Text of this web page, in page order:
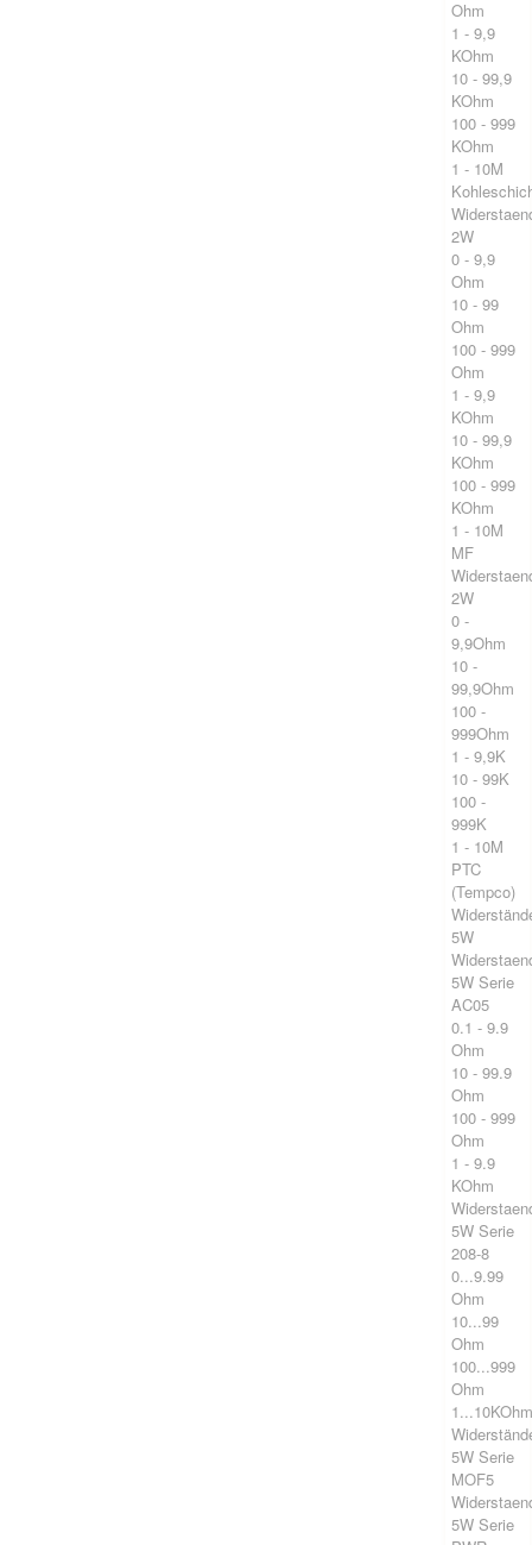
Ohm
1 - 9,9
KOhm
10 - 99,9
KOhm
100 - 999
KOhm
1 - 10M
2W
0 - 9,9
Ohm
10 - 99
Ohm
100 - 999
Ohm
1 - 9,9
KOhm
10 - 99,9
KOhm
100 - 999
KOhm
1 - 10M
MF
2W
0 -
9,9Ohm
10 -
99,9Ohm
100 -
999Ohm
1 - 9,9K
10 - 99K
100 -
999K
1 - 10M
PTC
(Tempco)
5W
5W Serie
AC05
0.1 - 9.9
Ohm
10 - 99.9
Ohm
100 - 999
Ohm
1 - 9.9
KOhm
5W Serie
208-8
0...9.99
Ohm
10...99
Ohm
100...999
Ohm
5W Serie
MOF5
5W Serie